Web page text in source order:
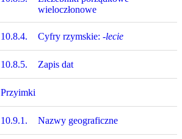
wieloczłonowe
10.8.4. Cyfry rzymskie: -lecie
10.8.5. Zapis dat
Przyimki
10.9.1. Nazwy geograficzne